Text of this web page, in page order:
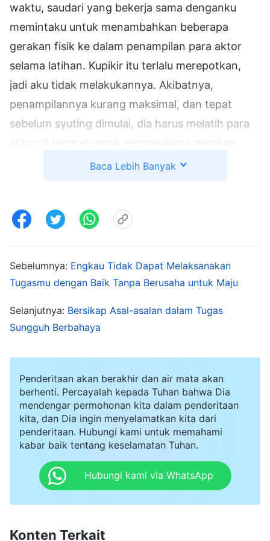
waktu, saudari yang bekerja sama denganku
memintaku untuk menambahkan beberapa
gerakan fisik ke dalam penampilan para aktor
selama latihan. Kupikir itu terlalu merepotkan,
jadi aku tidak melakukannya. Akibatnya,
penampilannya kurang maksimal, dan tepat
sebelum syuting dimulai, dia harus melatih para
aktor di tempat untuk memasukkan gerakan
tersebut, yang menghambat proses syuting.
Namun, setelah itu, setiap kali tiba waktunya
terlalu melelahkan dan merepotkan. Dua bulan
menerus mengalami masalah dengan
penampilan mereka. Koordinator
mengingatkanku beberapa kali untuk
membimbing para aktor dalam adegan mereka
secara lebih detail, tetapi bukan hanya tidak
mendengarkan, aku pun merasa menentang di
dalam hatiku, pikirku, "Harus lebih detail itu
sangat merepotkan! Harus latihan berapa lama?"
Aku bahkan mencoba membantah dengan
berkata, "Ketika aku masih menjadi aktor, tidak
adalah tanggung jawab aktor itu sendiri?" Ketika
Baca Lebih Banyak
Sebelumnya: Engkau Tidak Dapat Melaksanakan
Tugasmu dengan Baik Tanpa Berusaha untuk Maju
Selanjutnya: Bersikap Asal-asalan dalam Tugas
Sungguh Berbahaya
Penderitaan akan berakhir dan air mata akan
berhenti. Percayalah kepada Tuhan bahwa Dia
mendengar permohonan kita dalam penderitaan
kita, dan Dia ingin menyelamatkan kita dari
penderitaan. Hubungi kami untuk memahami
kabar baik tentang keselamatan Tuhan.
Hubungi kami via WhatsApp
Konten Terkait